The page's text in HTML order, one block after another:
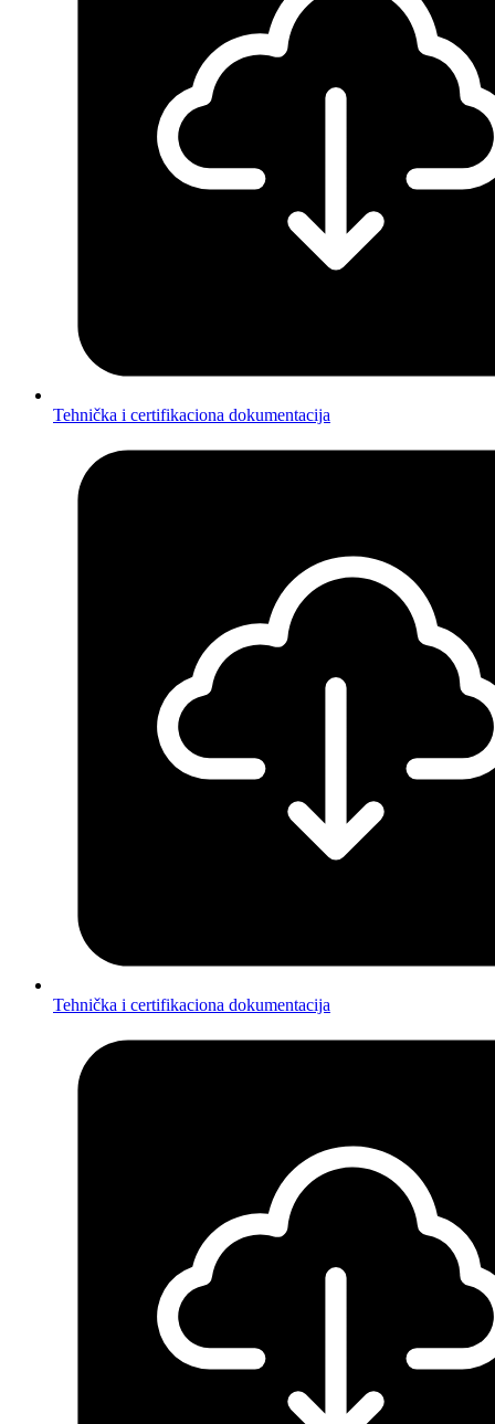
Tehnička i certifikaciona dokumentacija
Tehnička i certifikaciona dokumentacija